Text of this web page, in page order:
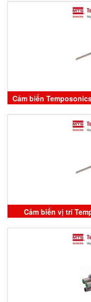
Cảm biến
lý phân phối
Cảm biến vị trí